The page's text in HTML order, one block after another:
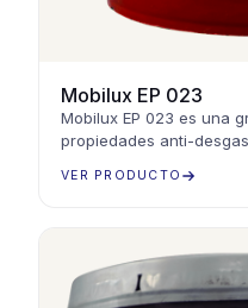
Mobilux EP 023
Mobilux EP 023 es una
propiedades anti-
extremas.
VER PRODUCTO